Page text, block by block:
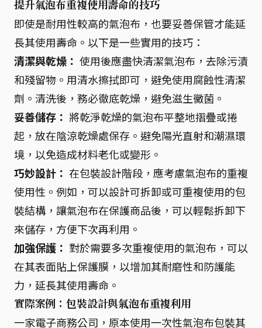
提升氣泡布重複使用壽命的技巧
即使是耐用性較高的氣泡布，也要妥善保管才能延
長其使用壽命。以下是一些實用的技巧：
清潔與乾燥： 使用後應盡快清潔氣泡布，去除污漬
和殘留物。用清水擦拭即可，避免使用腐蝕性清潔
劑。清洗後，務必徹底乾燥，避免滋生黴菌。
妥善儲存： 將乾淨乾燥的氣泡布平整地摺疊或捲
起，放在陰涼乾燥處保存。避免陽光直射和潮濕環
境，以免造成材料老化或變形。
巧妙設計： 在包裝設計階段，應考慮氣泡布的重複
使用性。例如，可以設計可拆卸或可重複使用的包
裝結構，讓氣泡布在保護商品後，可以輕鬆拆卸下
來儲存，方便下次再利用。
加強保護： 對於需要多次重複使用的氣泡布，可以
在其表面貼上保護膜，以增加其耐磨性和防護能
力，延長其使用壽命。
實際案例：包裝設計與氣泡布重複利用
一家電子商務公司，原本使用一次性氣泡布包裝其